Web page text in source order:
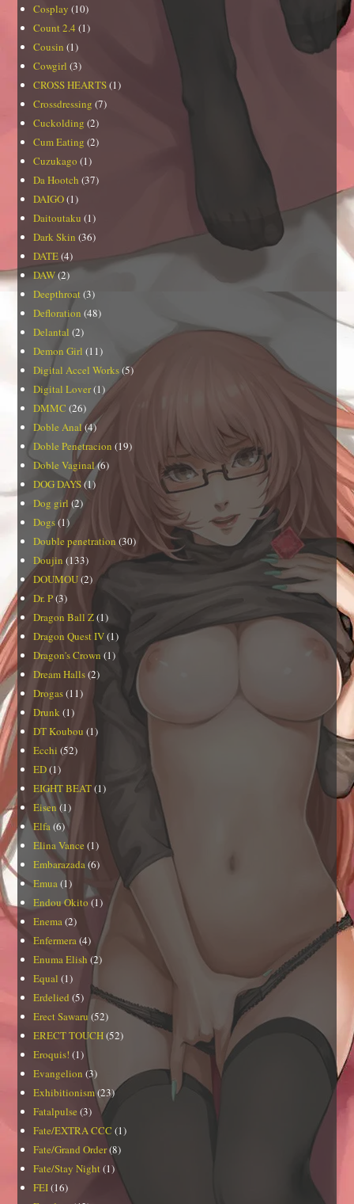
Cosplay (10)
Count 2.4 (1)
Cousin (1)
Cowgirl (3)
CROSS HEARTS(1)
Crossdressing (7)
Cuckolding (2)
Cum Eating (2)
Cuzukago (1)
Da Hootch (37)
DAIGO(1)
Daitoutaku (1)
Dark Skin (36)
DATE(4)
DAW(2)
Deepthroat (3)
Defloration (48)
Delantal (2)
Demon Girl (11)
Digital Accel Works(5)
Digital Lover(1)
DMMC (26)
Doble Anal(4)
Doble Penetracion (19)
Doble Vaginal(6)
DOG DAYS(1)
Dog girl (2)
Dogs(1)
Double penetration (30)
Doujin (133)
DOUMOU(2)
Dr. P(3)
Dragon Ball Z(1)
Dragon Quest IV(1)
Dragon's Crown (1)
Dream Halls(2)
Drogas(11)
Drunk (1)
DT Koubou (1)
Ecchi (52)
ED(1)
EIGHT BEAT(1)
Eisen (1)
Elfa (6)
Elina Vance (1)
Embarazada (6)
Emua (1)
Endou Okito (1)
Enema (2)
Enfermera (4)
Enuma Elish (2)
Equal (1)
Erdelied (5)
Erect Sawaru(52)
ERECT TOUCH(52)
Eroquis! (1)
Evangelion (3)
Exhibitionism(23)
Fatalpulse (3)
Fate/EXTRA CCC (1)
Fate/Grand Order(8)
Fate/Stay Night (1)
FEI(16)